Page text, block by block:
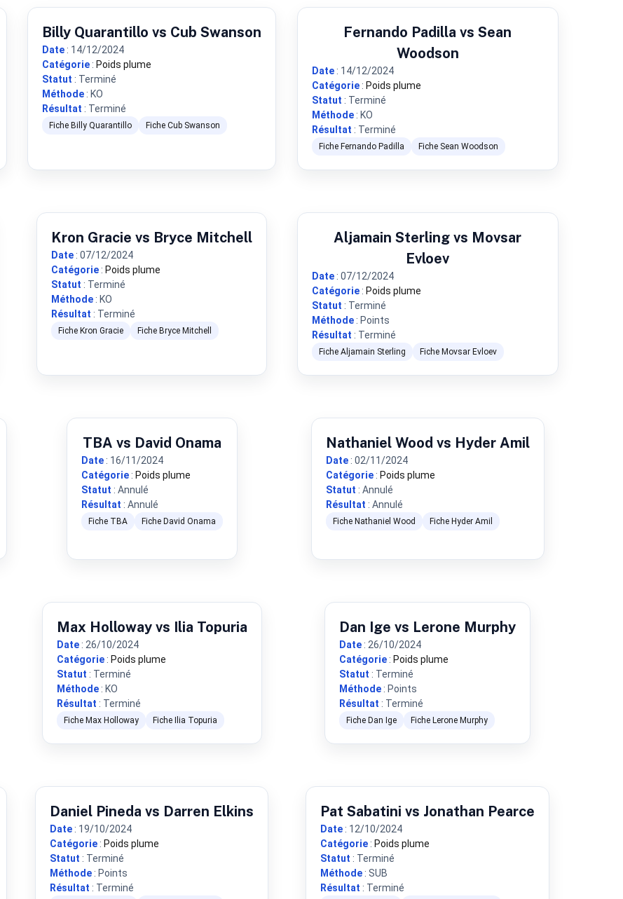
Billy Quarantillo vs Cub Swanson
Date : 14/12/2024
Catégorie : Poids plume
Statut : Terminé
Méthode : KO
Résultat : Terminé
Fiche Billy Quarantillo Fiche Cub Swanson
Fernando Padilla vs Sean
Woodson
Date: 14/12/2024
Catégorie: Poids plume
Statut : Terminé
Méthode: KO
Résultat : Terminé
Fiche Fernando Padilla Fiche Sean Woodson
Kron Gracie vs Bryce Mitchell
Date : 07/12/2024
Catégorie : Poids plume
Statut : Terminé
Méthode : KO
Résultat : Terminé
Fiche Kron Gracie Fiche Bryce Mitchell
Aljamain Sterling vs Movsar
Evloev
Date: 07/12/2024
Catégorie: Poids plume
Statut : Terminé
Méthode: Points
Résultat : Terminé
Fiche Aljamain Sterling Fiche Movsar Evloev
TBA vs David Onama
Date: 16/11/2024
Catégorie: Poids plume
Statut : Annulé
Résultat : Annulé
Fiche TBA Fiche David Onama
Nathaniel Wood vs Hyder Amil
Date: 02/11/2024
Catégorie: Poids plume
Statut : Annulé
Résultat : Annulé
Fiche Nathaniel Wood Fiche Hyder Amil
Max Holloway vs Ilia Topuria
Date: 26/10/2024
Catégorie: Poids plume
Statut : Terminé
Méthode: KO
Résultat : Terminé
Fiche Max Holloway Fiche Ilia Topuria
Dan Ige vs Lerone Murphy
Date : 26/10/2024
Catégorie : Poids plume
Statut : Terminé
Méthode : Points
Résultat : Terminé
Fiche Dan Ige Fiche Lerone Murphy
Daniel Pineda vs Darren Elkins
Date : 19/10/2024
Catégorie : Poids plume
Statut : Terminé
Méthode : Points
Résultat : Terminé
Pat Sabatini vs Jonathan Pearce
Date : 12/10/2024
Catégorie : Poids plume
Statut : Terminé
Méthode : SUB
Résultat : Terminé